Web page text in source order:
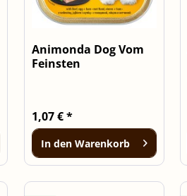
Animonda Dog Vom
Feinsten
1,07 € *
In den Warenkorb